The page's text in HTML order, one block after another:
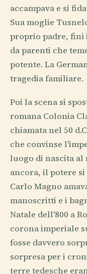
accampava e si
Sua moglie
proprio padre, finì
da parenti che
potente. La
tragedia familiare.
Poi la scena si
romana Colonia
chiamata nel 50
che convinse
luogo di nascita
ancora, il potere
Carlo Magno
manoscritti e i
Natale dell'800 a
corona imperiale
fosse davvero
sorpresa per i
terre tedesche